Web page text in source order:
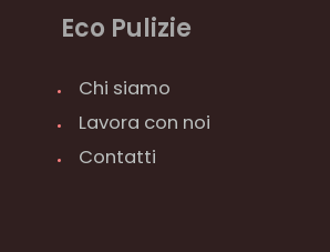
Eco Pulizie
Chi siamo
Lavora con noi
Contatti